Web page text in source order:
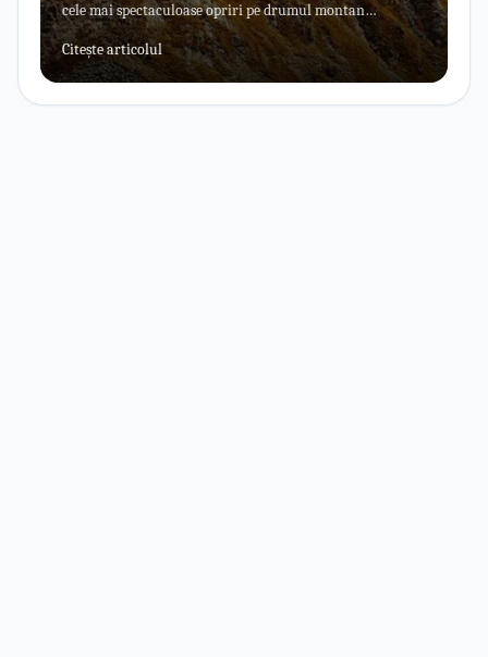
cele mai spectaculoase opriri pe drumul montan
Transalpina.
Citește articolul